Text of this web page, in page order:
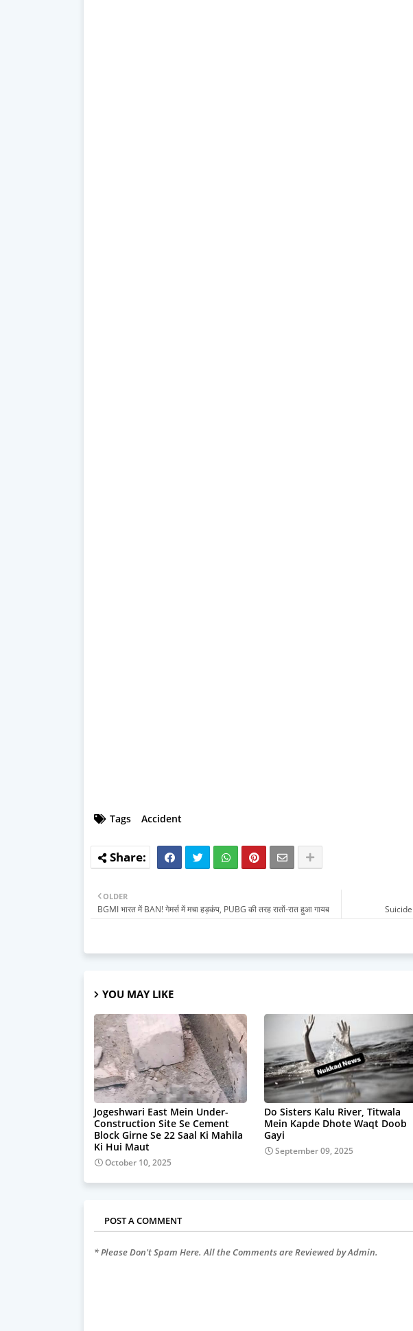
Tags Accident
Suicide:
OLDER
BGMI भारत में BAN! गेमर्स में मचा हड़कंप, PUBG की तरह रातों-रात हुआ गायब
YOU MAY LIKE
Jogeshwari East Mein Under-
Construction Site Se Cement
Block Girne Se 22 Saal Ki Mahila
Ki Hui Maut
October 10, 2025
Do Sisters Kalu River, Titwala
Mein Kapde Dhote Waqt Doob
Gayi
September 09, 2025
POST A COMMENT
* Please Don't Spam Here. All the Comments are Reviewed by Admin.